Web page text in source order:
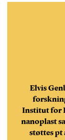
Elvis
Institut for
nanoplast
støttes pt